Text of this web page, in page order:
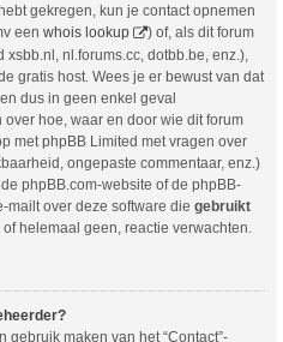
gekregen, kun je contact opnemen
een whois lookup
) of, als dit forum
nl.forums.cc, dotbb.be, enz.),
gratis host. Wees je er bewust van dat
dus in geen enkel geval
hoe, waar en door wie dit forum
met phpBB Limited met vragen over
ongepaste commentaar, enz.)
phpBB.com-website of de phpBB-
mailt over deze software die gebruikt
of helemaal geen, reactie verwachten.
maken van het “Contact”-